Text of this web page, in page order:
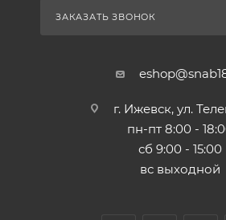
ЗАКАЗАТЬ ЗВОНОК
г. Ижевск, ул.
пн-пт 8:00 -
сб 9:00 - 15:00
вс выходной